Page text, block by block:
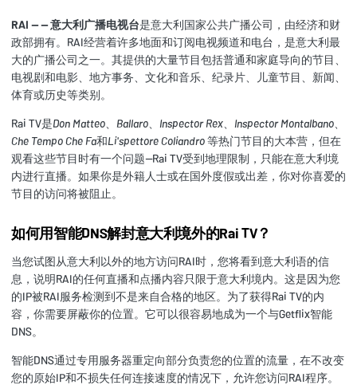
RAI -- -- 意大利广播电视台是意大利国家公共广播公司，由经济和财
政部拥有。RAI经营着许多地面和订阅电视频道和电台，是意大利最
大的广播公司之一。其提供的大量节目包括普通和家庭导向的节目、
电视剧和电影、地方事务、文化和音乐、纪录片、儿童节目、新闻、
体育或历史等类别。
Rai TV是Don Matteo Ballaro Inspector Rex Inspector Montalbano
Che Tempo Che Fa和Li'spettore Coliandro等热门节目的大本营，但在
观看这些节目时有一个问题--Rai TV受到地理限制，只能在意大利境
内进行直播。如果你是外籍人士或在国外度假或出差，你对你喜爱的
节目的访问将被阻止。
如何用智能DNS解封意大利境外的Rai TV？
当您试图从意大利以外的地方访问RAI时，您将看到意大利语的信
息，说明RAI的任何直播和点播内容只限于意大利境内。这是因为您
的IP被RAI服务检测到不是来自合格的地区。为了获得Rai TV的内
容，你需要屏蔽你的位置。它可以很容易地成为一个与Getflix智能
DNS。
智能DNS通过专用服务器重定向部分负责您的位置的流量，在不改变
您的原始IP和不损失任何连接速度的情况下，允许您访问RAI程序。